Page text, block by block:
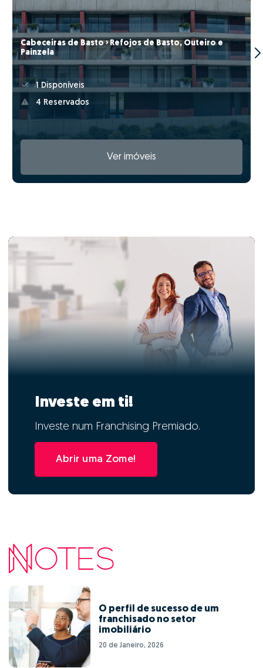
Cabeceiras de Basto › Refojos de Basto, Outeiro e
Painzela
1 Disponíveis
4 Reservados
Ver imóveis
Investe em ti!
Investe num Franchising Premiado.
Abrir uma Zome!
O perfil de sucesso de um
franchisado no setor
imobiliário
20 de Janeiro, 2026